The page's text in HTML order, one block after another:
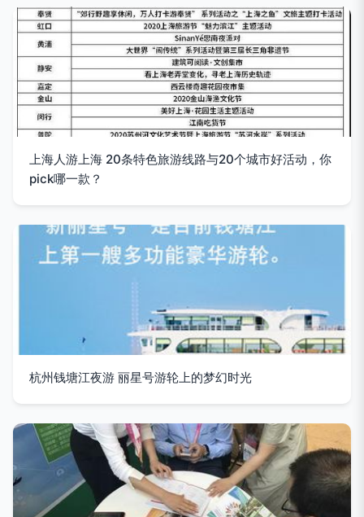
上海人游上海 20条特色旅游线路与20个城市好活动，你
pick哪一款？
杭州钱塘江夜游 丽星号游轮上的梦幻时光